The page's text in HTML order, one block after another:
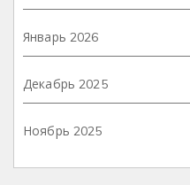
Январь 2026
Декабрь 2025
Ноябрь 2025